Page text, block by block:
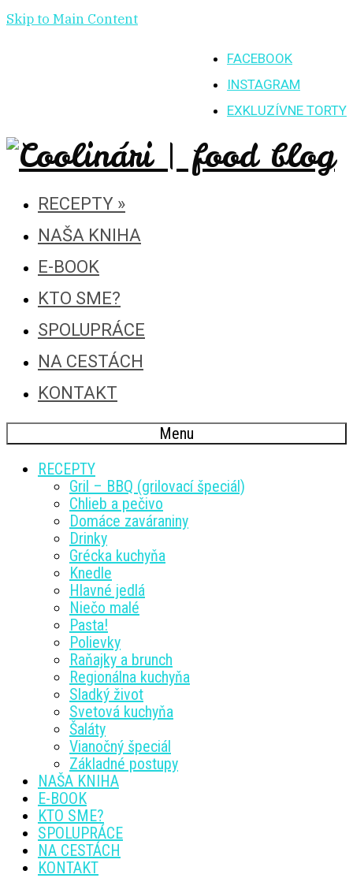
Skip to Main Content
FACEBOOK
INSTAGRAM
EXKLUZÍVNE TORTY
RECEPTY »
NAŠA KNIHA
E-BOOK
KTO SME?
SPOLUPRÁCE
NA CESTÁCH
KONTAKT
Menu
RECEPTY
Gril – BBQ (grilovací špeciál)
Chlieb a pečivo
Domáce zaváraniny
Drinky
Grécka kuchyňa
Knedle
Hlavné jedlá
Niečo malé
Pasta!
Polievky
Raňajky a brunch
Regionálna kuchyňa
Sladký život
Svetová kuchyňa
Šaláty
Vianočný špeciál
Základné postupy
NAŠA KNIHA
E-BOOK
KTO SME?
SPOLUPRÁCE
NA CESTÁCH
KONTAKT